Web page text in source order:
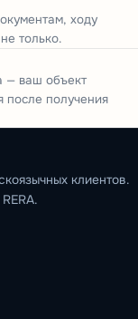
ходу
только.
— ваш объект
после получения
клиентов.